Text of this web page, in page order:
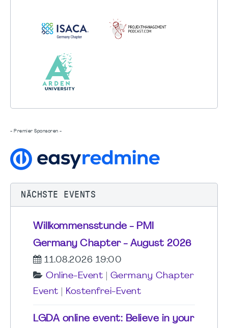
- Premier Sponsoren -
NÄCHSTE EVENTS
Willkommensstunde - PMI
Germany Chapter - August 2026
11.08.2026 19:00
Online-Event
Germany Chapter
Event
Kostenfrei-Event
LGDA online event: Believe in your